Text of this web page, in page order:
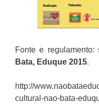
Fonte e regulamento:
Bata, Eduque 2015.
http://
cultural-nao-bata-